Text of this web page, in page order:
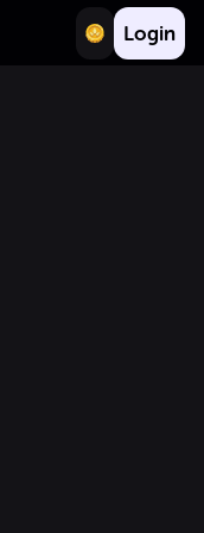
Login